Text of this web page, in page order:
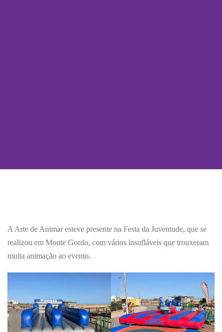
A Arte de Animar esteve presente na Festa da Juventude, que se
realizou em Monte Gordo, com vários insufláveis que trouxeram
muita animação ao evento.